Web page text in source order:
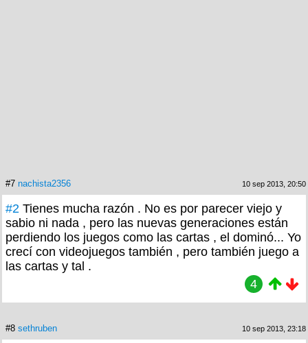
#7 nachista2356 10 sep 2013, 20:50
#2 Tienes mucha razón . No es por parecer viejo y
sabio ni nada , pero las nuevas generaciones están
perdiendo los juegos como las cartas , el dominó... Yo
crecí con videojuegos también , pero también juego a
las cartas y tal .
4
#8 sethruben 10 sep 2013, 23:18